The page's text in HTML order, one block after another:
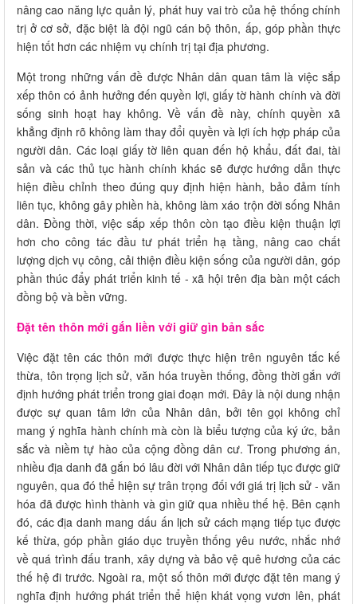
nâng cao năng lực quản lý, phát huy vai trò của hệ thống chính
trị ở cơ sở, đặc biệt là đội ngũ cán bộ thôn, ấp, góp phần thực
hiện tốt hơn các nhiệm vụ chính trị tại địa phương.
Một trong những vấn đề được Nhân dân quan tâm là việc sắp
xếp thôn có ảnh hưởng đến quyền lợi, giấy tờ hành chính và đời
sống sinh hoạt hay không. Về vấn đề này, chính quyền xã
khẳng định rõ không làm thay đổi quyền và lợi ích hợp pháp của
người dân. Các loại giấy tờ liên quan đến hộ khẩu, đất đai, tài
sản và các thủ tục hành chính khác sẽ được hướng dẫn thực
hiện điều chỉnh theo đúng quy định hiện hành, bảo đảm tính
liên tục, không gây phiền hà, không làm xáo trộn đời sống Nhân
dân. Đồng thời, việc sắp xếp thôn còn tạo điều kiện thuận lợi
hơn cho công tác đầu tư phát triển hạ tầng, nâng cao chất
lượng dịch vụ công, cải thiện điều kiện sống của người dân, góp
phần thúc đẩy phát triển kinh tế - xã hội trên địa bàn một cách
đồng bộ và bền vững.
Đặt tên thôn mới gắn liền với giữ gìn bản sắc
Việc đặt tên các thôn mới được thực hiện trên nguyên tắc kế
thừa, tôn trọng lịch sử, văn hóa truyền thống, đồng thời gắn với
định hướng phát triển trong giai đoạn mới. Đây là nội dung nhận
được sự quan tâm lớn của Nhân dân, bởi tên gọi không chỉ
mang ý nghĩa hành chính mà còn là biểu tượng của ký ức, bản
sắc và niềm tự hào của cộng đồng dân cư. Trong phương án,
nhiều địa danh đã gắn bó lâu đời với Nhân dân tiếp tục được giữ
nguyên, qua đó thể hiện sự trân trọng đối với giá trị lịch sử - văn
hóa đã được hình thành và gìn giữ qua nhiều thế hệ. Bên cạnh
đó, các địa danh mang dấu ấn lịch sử cách mạng tiếp tục được
kế thừa, góp phần giáo dục truyền thống yêu nước, nhắc nhớ
về quá trình đấu tranh, xây dựng và bảo vệ quê hương của các
thế hệ đi trước. Ngoài ra, một số thôn mới được đặt tên mang ý
nghĩa định hướng phát triển thể hiện khát vọng vươn lên, phát